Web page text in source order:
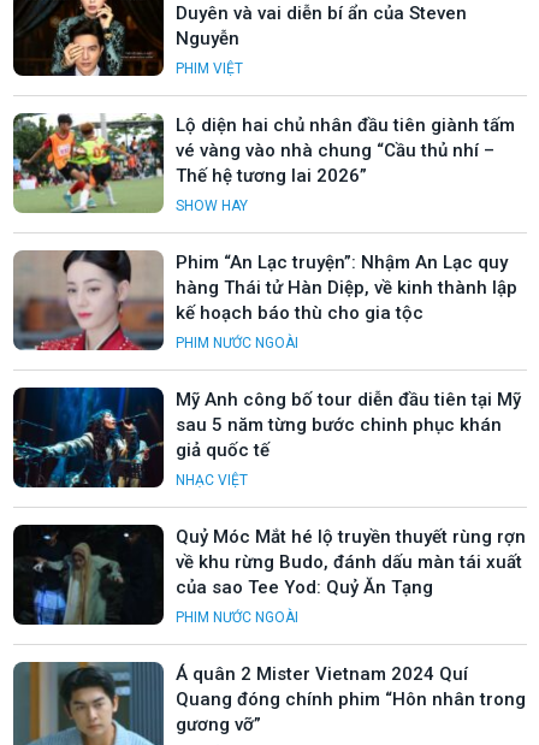
Duyên và vai diễn bí ẩn của Steven
Nguyễn
PHIM VIỆT
Lộ diện hai chủ nhân đầu tiên giành tấm
vé vàng vào nhà chung “Cầu thủ nhí –
Thế hệ tương lai 2026”
SHOW HAY
Phim “An Lạc truyện”: Nhậm An Lạc quy
hàng Thái tử Hàn Diệp, về kinh thành lập
kế hoạch báo thù cho gia tộc
PHIM NƯỚC NGOÀI
Mỹ Anh công bố tour diễn đầu tiên tại Mỹ
sau 5 năm từng bước chinh phục khán
giả quốc tế
NHẠC VIỆT
Quỷ Móc Mắt hé lộ truyền thuyết rùng rợn
về khu rừng Budo, đánh dấu màn tái xuất
của sao Tee Yod: Quỷ Ăn Tạng
PHIM NƯỚC NGOÀI
Á quân 2 Mister Vietnam 2024 Quí
Quang đóng chính phim “Hôn nhân trong
gương vỡ”